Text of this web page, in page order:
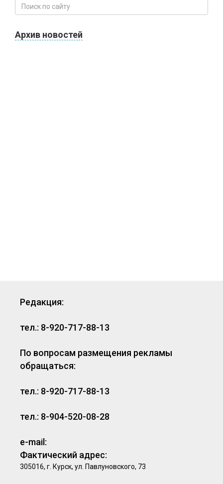
Архив новостей
Редакция:
тел.: 8-920-717-88-13
По вопросам размещения рекламы
обращаться:
тел.: 8-920-717-88-13
тел.: 8-904-520-08-28
e-mail:
Фактический адрес:
305016, г. Курск, ул. Павлуновского, 73